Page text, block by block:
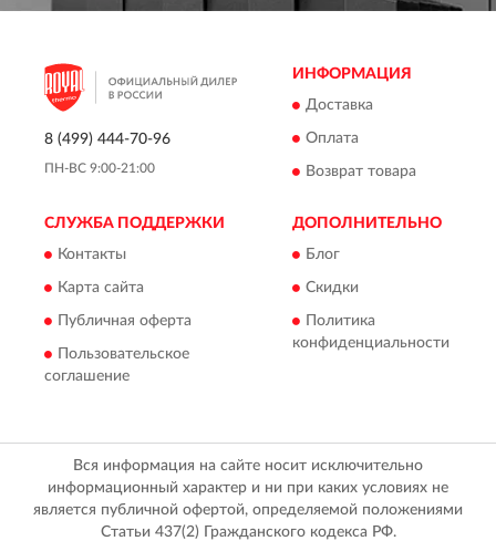
8 (499) 444-70-96
ПН-ВС 9:00-21:00
ИНФОРМАЦИЯ
Доставка
Оплата
Возврат товара
СЛУЖБА ПОДДЕРЖКИ
Контакты
Карта сайта
Публичная оферта
Пользовательское
соглашение
ДОПОЛНИТЕЛЬНО
Блог
Скидки
Политика
конфиденциальности
Вся информация на сайте носит исключительно
информационный характер и ни при каких условиях не
является публичной офертой, определяемой положениями
Статьи 437(2) Гражданского кодекса РФ.